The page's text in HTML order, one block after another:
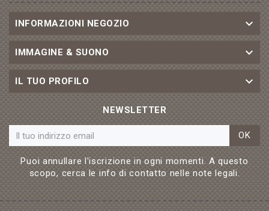
INFORMAZIONI NEGOZIO 
IMMAGINE & SUONO 
IL TUO PROFILO 
NEWSLETTER
OK
Puoi annullare l'iscrizione in ogni momenti. A questo
scopo, cerca le info di contatto nelle note legali.